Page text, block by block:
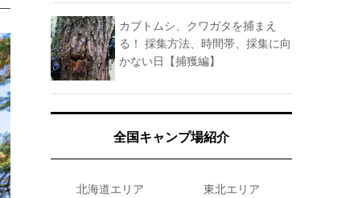
カブトムシ、クワガタを捕まえ
る！ 採集方法、時間帯、採集に向
かない日【捕獲編】
全国キャンプ場紹介
北海道エリア 東北エリア